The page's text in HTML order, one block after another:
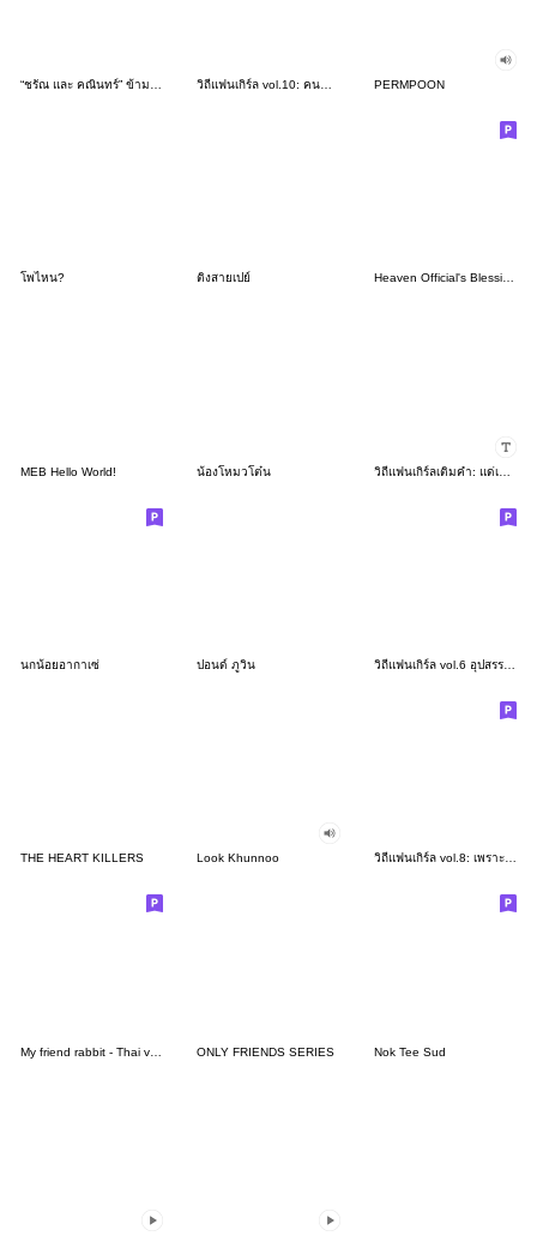
PERMPOON
โพไหน? ติ่งสายเปย์ Heaven Official's Blessing Sticker2
MEB Hello World! น้องโหมวโต๋น วิถีแฟนเกิร์ลเติมคำ: แด่เธอผู้เป็นที่รัก
นกน้อยอากาเซ่ ปอนด์ ภูวิน วิถีแฟนเกิร์ล vol.6 อุปสรรคก่อให้เกิดรัก
THE HEART KILLERS Look Khunnoo วิถีแฟนเกิร์ล vol.8: เพราะเธอคือแสงสว่าง
ONLY FRIENDS SERIES Nok Tee Sud